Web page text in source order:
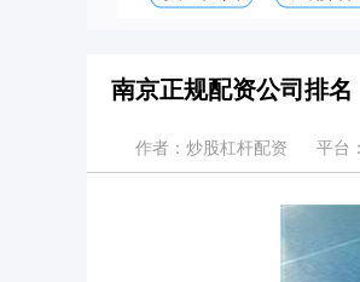
南京正规配资公司排名
作者：炒股杠杆配资 平台